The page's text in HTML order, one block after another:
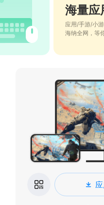
海量应
应用/手游/小
海纳全网，等